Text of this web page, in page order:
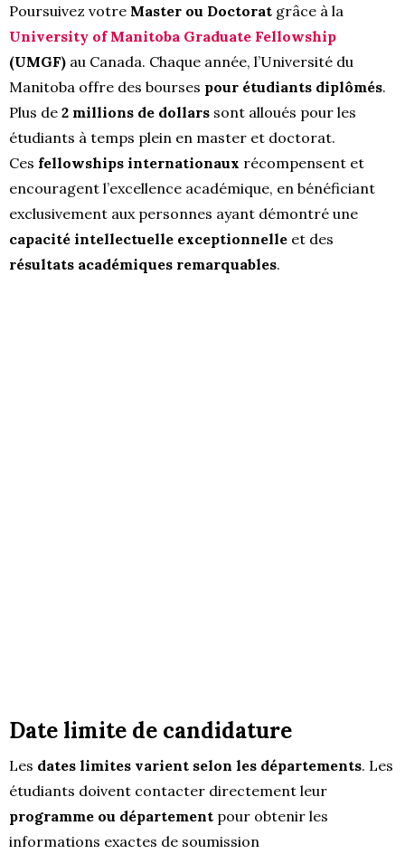
Poursuivez votre Master ou Doctorat grâce à la
University of Manitoba Graduate Fellowship
(UMGF) au Canada. Chaque année, l’Université du
Manitoba offre des bourses pour étudiants diplômés.
Plus de 2 millions de dollars sont alloués pour les
étudiants à temps plein en master et doctorat.
Ces fellowships internationaux récompensent et
encouragent l’excellence académique, en bénéficiant
exclusivement aux personnes ayant démontré une
capacité intellectuelle exceptionnelle et des
résultats académiques remarquables.
Date limite de candidature
Les dates limites varient selon les départements. Les
étudiants doivent contacter directement leur
programme ou département pour obtenir les
informations exactes de soumission